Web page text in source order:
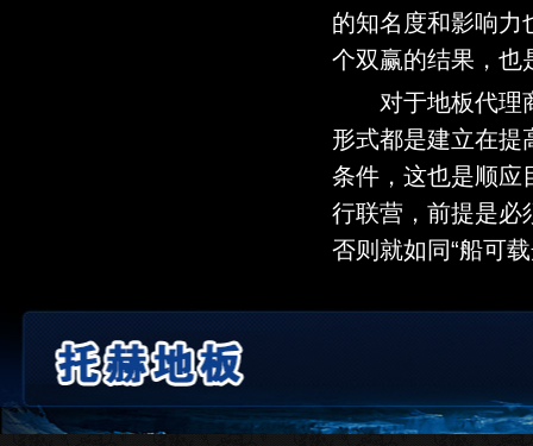
的知名度和影响力
个双赢的结果，也
对于地板代理商
形式都是建立在提
条件，这也是顺应
行联营，前提是必
否则就如同“船可